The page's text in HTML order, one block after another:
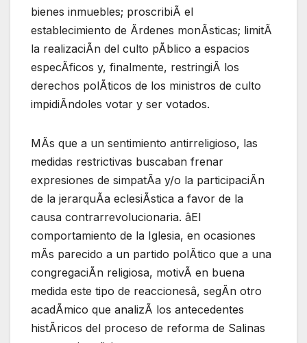
bienes inmuebles; proscribiÃ el
establecimiento de Ãrdenes monÃsticas; limitÃ
la realizaciÃn del culto pÃblico a espacios
especÃficos y, finalmente, restringiÃ los
derechos polÃticos de los ministros de culto
impidiÃndoles votar y ser votados.
MÃs que a un sentimiento antirreligioso, las
medidas restrictivas buscaban frenar
expresiones de simpatÃa y/o la participaciÃn
de la jerarquÃa eclesiÃstica a favor de la
causa contrarrevolucionaria. âEl
comportamiento de la Iglesia, en ocasiones
mÃs parecido a un partido polÃtico que a una
congregaciÃn religiosa, motivÃ en buena
medida este tipo de reaccionesâ, segÃn otro
acadÃmico que analizÃ los antecedentes
histÃricos del proceso de reforma de Salinas